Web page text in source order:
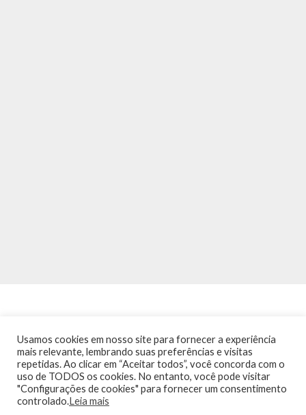
INÍCIO NOTÍCIAS AGENDA CONTATO
TRÂNSITO NA PONTE
TERMOS DE USO / POLÍTICA DE PRIVACIDADE
Usamos cookies em nosso site para fornecer a experiência
mais relevante, lembrando suas preferências e visitas
repetidas. Ao clicar em “Aceitar todos”, você concorda com o
uso de TODOS os cookies. No entanto, você pode visitar
"Configurações de cookies" para fornecer um consentimento
controlado.Leia mais